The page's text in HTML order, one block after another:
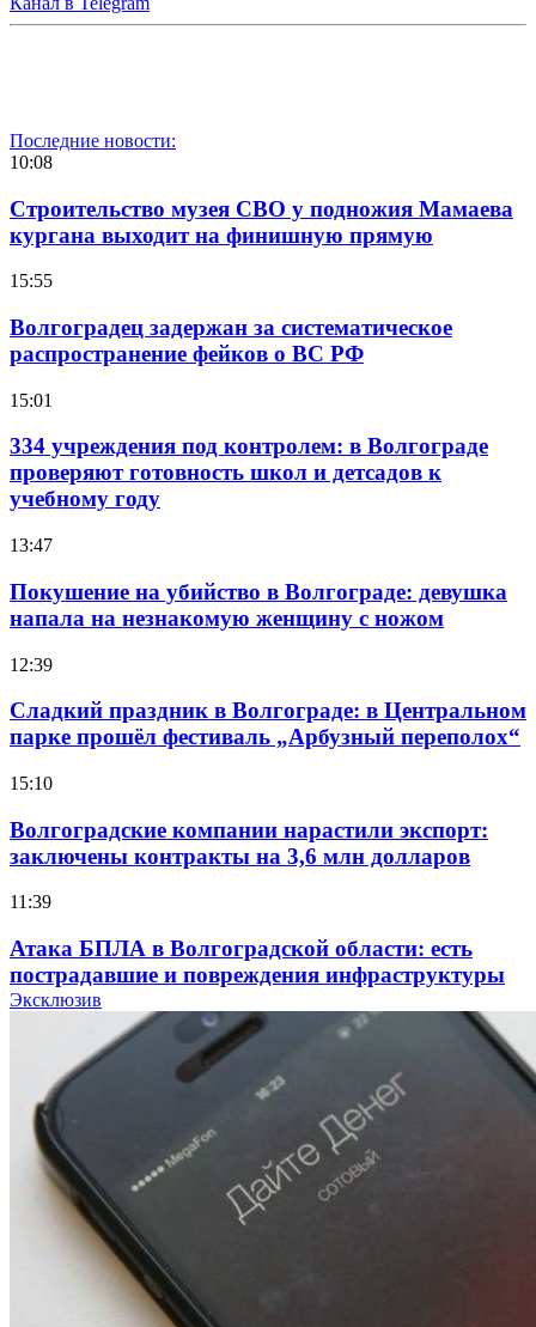
Последние новости:
10:08
Строительство музея СВО у подножия Мамаева
кургана выходит на финишную прямую
15:55
Волгоградец задержан за систематическое
распространение фейков о ВС РФ
15:01
334 учреждения под контролем: в Волгограде
проверяют готовность школ и детсадов к
учебному году
13:47
Покушение на убийство в Волгограде: девушка
напала на незнакомую женщину с ножом
12:39
Сладкий праздник в Волгограде: в Центральном
парке прошёл фестиваль „Арбузный переполох“
15:10
Волгоградские компании нарастили экспорт:
заключены контракты на 3,6 млн долларов
11:39
Атака БПЛА в Волгоградской области: есть
пострадавшие и повреждения инфраструктуры
Волгоградские вузы в топе зарплатного
рейтинга: ВолгГТУ и ВолгГМУ вошли в топ‑15
для химической отрасли и фармацевтики
18:39
В Красноармейском районе Волгограда стартует
конкурс на ремонт моста через Волго‑Донской
судоходный канал
Эксклюзив